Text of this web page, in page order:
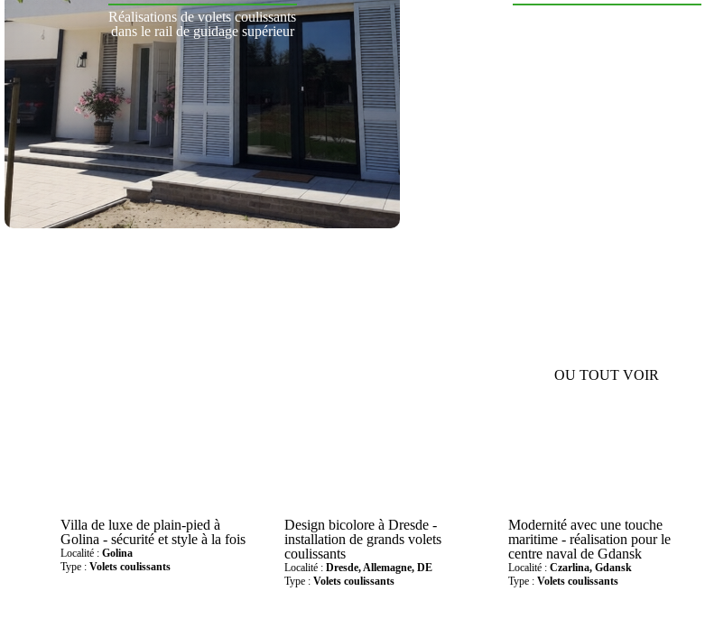
Réalisations de volets coulissants
dans le rail de guidage supérieur
OU TOUT VOIR
Villa de luxe de plain-pied à
Golina - sécurité et style à la fois
Localité :Golina
Type :Volets coulissants
Design bicolore à Dresde -
installation de grands volets
coulissants
Localité :Dresde, Allemagne, DE
Type :Volets coulissants
Modernité avec une touche
maritime - réalisation pour le
centre naval de Gdansk
Localité :Czarlina, Gdansk
Type :Volets coulissants